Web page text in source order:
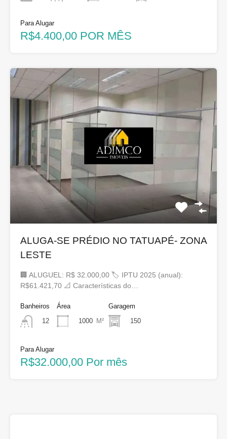
Para Alugar
R$4.400,00 POR MÊS
ALUGA-SE PRÉDIO NO TATUAPÉ- ZONA
LESTE
🏢 ALUGUEL: R$ 32.000,00 🏷 IPTU 2025 (anual):
R$61.421,70 📐 Características do…
Banheiros
12
Área
1000 M²
Garagem
150
Para Alugar
R$32.000,00 Por mês